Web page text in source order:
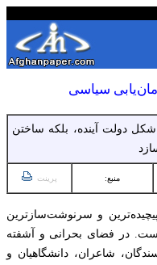
سیاسی
دولت آینده، بلکه ساختن
منبع: پرینت
و سرنوشت‌سازترین
در فضای بحرانی و آشفته
شاعران، دانشگاهیان و